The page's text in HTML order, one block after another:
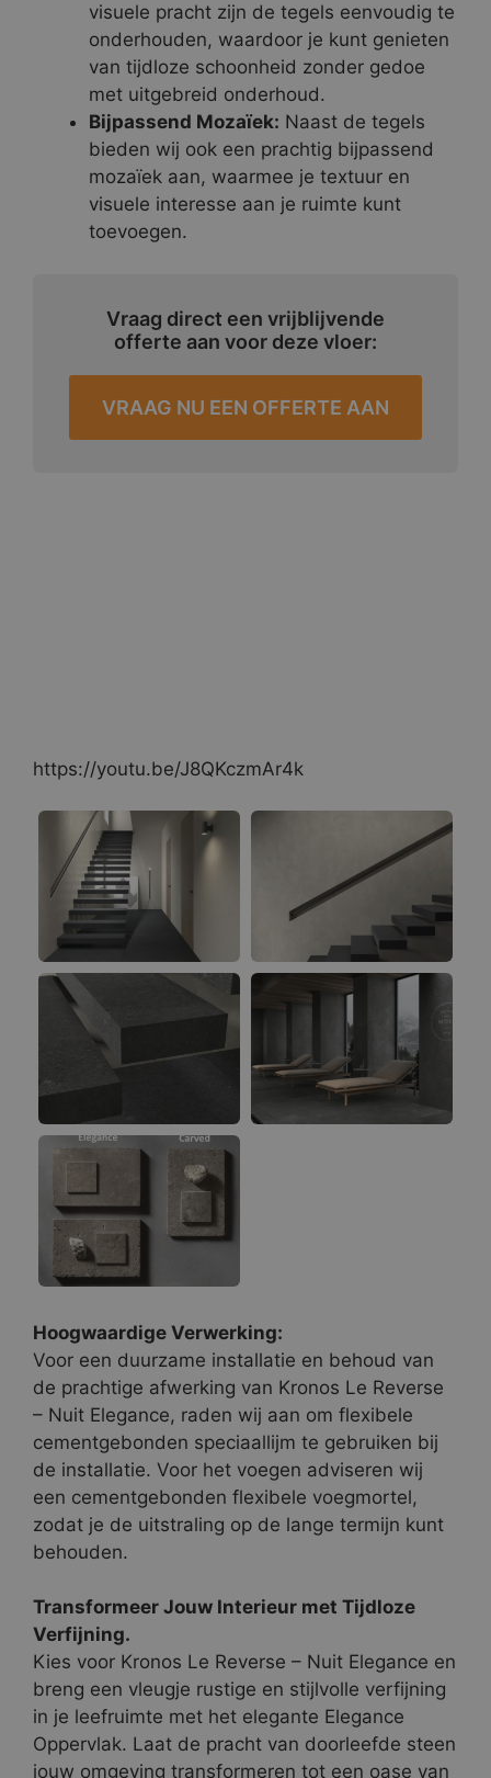
visuele pracht zijn de tegels eenvoudig te
onderhouden, waardoor je kunt genieten
van tijdloze schoonheid zonder gedoe
met uitgebreid onderhoud.
Bijpassend Mozaïek: Naast de tegels
bieden wij ook een prachtig bijpassend
mozaïek aan, waarmee je textuur en
visuele interesse aan je ruimte kunt
toevoegen.
Vraag direct een vrijblijvende
offerte aan voor deze vloer:
VRAAG NU EEN OFFERTE AAN
https://youtu.be/J8QKczmAr4k
Hoogwaardige Verwerking:
Voor een duurzame installatie en behoud van
de prachtige afwerking van Kronos Le Reverse
– Nuit Elegance, raden wij aan om flexibele
cementgebonden speciaallijm te gebruiken bij
de installatie. Voor het voegen adviseren wij
een cementgebonden flexibele voegmortel,
zodat je de uitstraling op de lange termijn kunt
behouden.
Transformeer Jouw Interieur met Tijdloze
Verfijning.
Kies voor Kronos Le Reverse – Nuit Elegance en
breng een vleugje rustige en stijlvolle verfijning
in je leefruimte met het elegante Elegance
Oppervlak. Laat de pracht van doorleefde steen
jouw omgeving transformeren tot een oase van